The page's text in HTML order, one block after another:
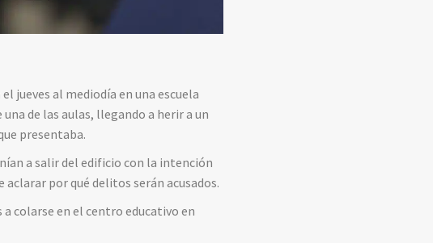
jueves al mediodía en una escuela
de las aulas, llegando a herir a un
presentaba.
a salir del edificio con la intención
por qué delitos serán acusados.
colarse en el centro educativo en